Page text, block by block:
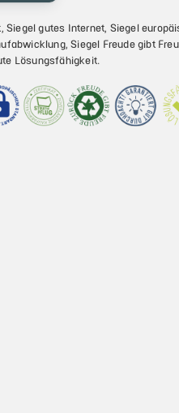
Siegel gutes Internet, Siegel
Siegel Freude gibt
Lösungsfähigkeit.